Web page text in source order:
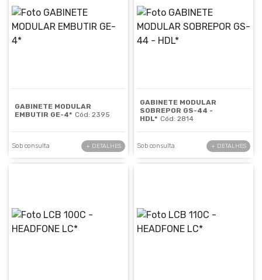
GABINETE MODULAR
EMBUTIR GE-4* Cód: 2395
Sob consulta + DETALHES
GABINETE MODULAR
SOBREPOR GS-44 -
HDL* Cód: 2814
Sob consulta + DETALHES